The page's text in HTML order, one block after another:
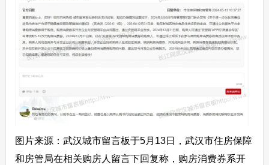
图片来源：武汉城市留言板于5月13日，武汉市住房保障
和房管局在相关购房人留言下回复称，购房消费券系开